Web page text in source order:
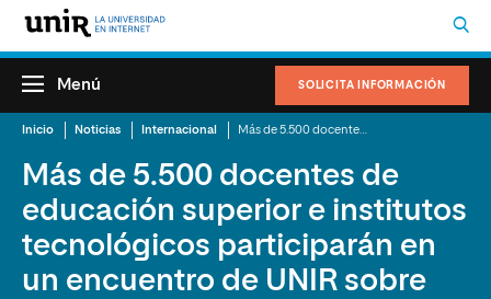
SOLICITA INFORMACIÓN
Menú
Inicio Noticias Internacional
Más de 5.500 docentes de
educación superior e institutos
tecnológicos participarán en
un encuentro de UNIR sobre